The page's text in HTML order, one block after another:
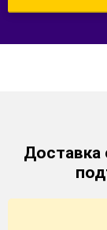
Доставка